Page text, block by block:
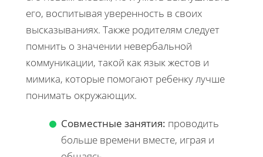
его, воспитывая уверенность в своих
высказываниях. Также родителям следует
помнить о значении невербальной
коммуникации, такой как язык жестов и
мимика, которые помогают ребенку лучше
понимать окружающих.
Совместные занятия: проводить
больше времени вместе, играя и